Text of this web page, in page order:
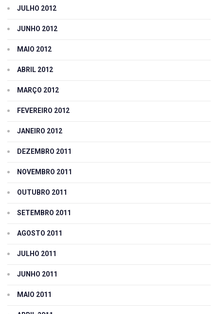
JULHO 2012
JUNHO 2012
MAIO 2012
ABRIL 2012
MARÇO 2012
FEVEREIRO 2012
JANEIRO 2012
DEZEMBRO 2011
NOVEMBRO 2011
OUTUBRO 2011
SETEMBRO 2011
AGOSTO 2011
JULHO 2011
JUNHO 2011
MAIO 2011